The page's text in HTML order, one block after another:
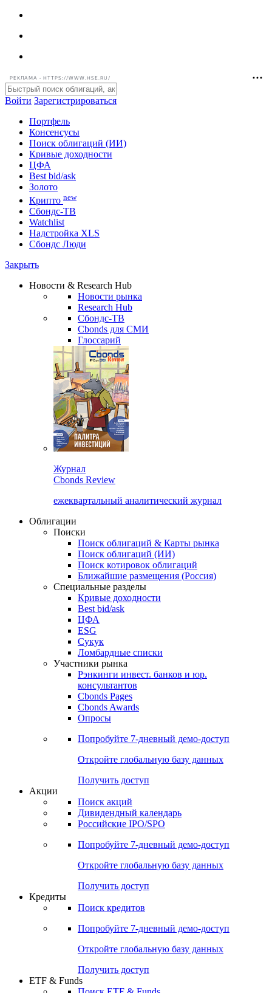
РЕКЛАМА • HTTPS://WWW.HSE.RU/
Войти Зарегистрироваться
Портфель
Консенсусы
Поиск облигаций (ИИ)
Кривые доходности
ЦФА
Best bid/ask
Золото
Крипто new
Сбондс-ТВ
Watchlist
Надстройка XLS
Сбондс Люди
Закрыть
Новости & Research Hub
Новости рынка
Research Hub
Сбондс-ТВ
Cbonds для СМИ
Глоссарий
Журнал
Cbonds Review
ежеквартальный аналитический журнал
Облигации
Поиски
Поиск облигаций & Карты рынка
Поиск облигаций (ИИ)
Поиск котировок облигаций
Ближайшие размещения (Россия)
Специальные разделы
Кривые доходности
Best bid/ask
ЦФА
ESG
Сукук
Ломбардные списки
Участники рынка
Рэнкинги инвест. банков и юр.
консультантов
Cbonds Pages
Cbonds Awards
Опросы
Попробуйте 7-дневный демо-доступ
Откройте глобальную базу данных
Получить доступ
Акции
Поиск акций
Дивидендный календарь
Российские IPO/SPO
Попробуйте 7-дневный демо-доступ
Откройте глобальную базу данных
Получить доступ
Кредиты
Поиск кредитов
Попробуйте 7-дневный демо-доступ
Откройте глобальную базу данных
Получить доступ
ETF & Funds